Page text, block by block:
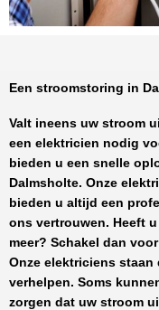
Een stroomstoring in
Valt ineens uw stroom
een elektricien nodig
bieden u een snelle
Dalmsholte. Onze
bieden u altijd een
ons vertrouwen. Heeft
meer? Schakel dan
Onze elektriciens
verhelpen. Soms
zorgen dat uw stroom